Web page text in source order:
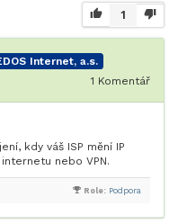
1
Internet, a.s.
1 Komentář
kdy váš ISP mění IP
nebo VPN.
Role: Podpora